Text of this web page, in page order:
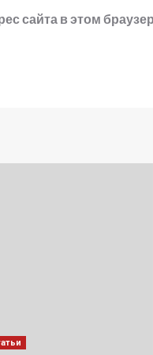
сайта в этом